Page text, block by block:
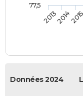
20132014
77,5
Données 2024